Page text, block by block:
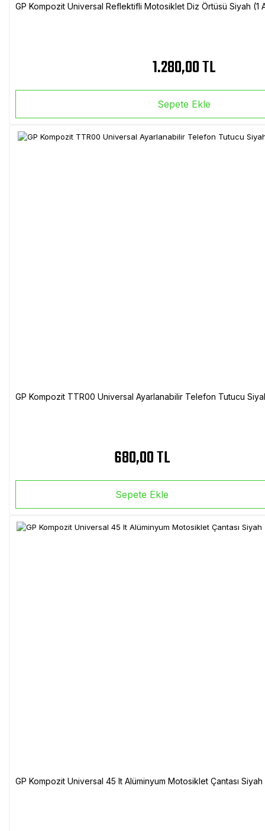
GP Kompozit Universal Reflektifli Motosiklet Diz Örtüsü Siyah
1.280,00 TL
Sepete Ekle
GP Kompozit TTR00 Universal Ayarlanabilir Telefon Tutucu
680,00 TL
Sepete Ekle
GP Kompozit Universal 45 lt Alüminyum Motosiklet Çantası Siyah